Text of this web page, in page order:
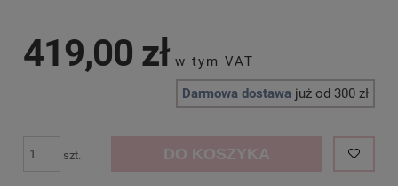
419,00 zł
Darmowa dostawa już od 300 zł
szt. DO KOSZYKA